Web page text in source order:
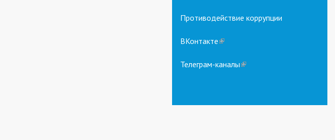
Противодействие коррупции
ВКонтакте(link
external)
Телеграм-каналы(link